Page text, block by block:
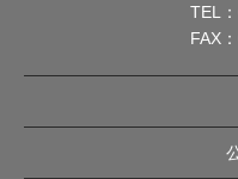
TEL：
FAX